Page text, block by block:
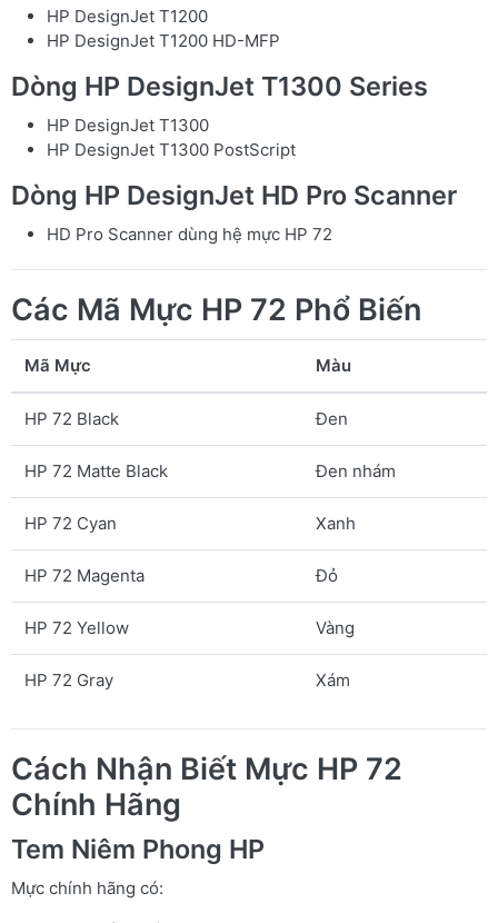
HP DesignJet T1200
HP DesignJet T1200 HD-MFP
Dòng HP DesignJet T1300 Series
HP DesignJet T1300
HP DesignJet T1300 PostScript
Dòng HP DesignJet HD Pro Scanner
HD Pro Scanner dùng hệ mực HP 72
Các Mã Mực HP 72 Phổ Biến
Mã Mực Màu
HP 72 Black Đen
HP 72 Matte Black Đen nhám
HP 72 Cyan Xanh
HP 72 Magenta Đỏ
HP 72 Yellow Vàng
HP 72 Gray Xám
Cách Nhận Biết Mực HP 72
Chính Hãng
Tem Niêm Phong HP
Mực chính hãng có: